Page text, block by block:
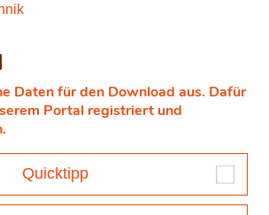
Daten für den Download aus. Dafür
Portal registriert und
Quicktipp